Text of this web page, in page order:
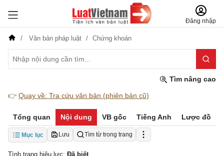
Đăng nhập
Văn bản pháp luật Chứng khoán
Tìm nâng cao
👉 Quay về: Tra cứu văn bản (phiên bản cũ)
Tổng quan Nội dung VB gốc Tiếng Anh Lược đồ
Mục lục Lưu Tìm từ trong trang
Tình trạng hiệu lực: Đã biết